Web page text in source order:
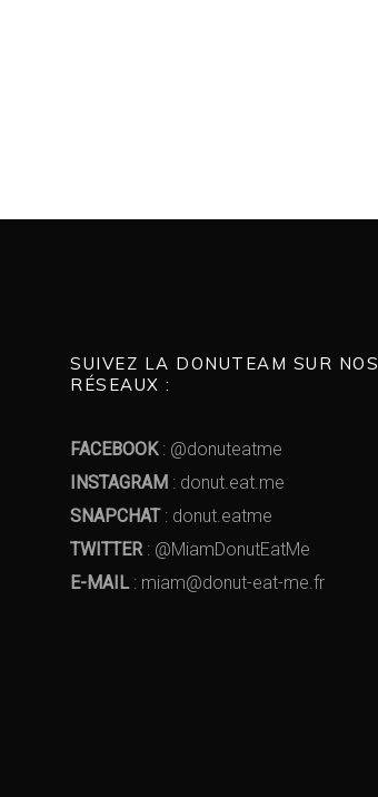
SUIVEZ LA DONUTEAM SUR NOS
RÉSEAUX :
FACEBOOK: @donuteatme
INSTAGRAM : donut.eat.me
SNAPCHAT: donut.eatme
TWITTER: @MiamDonutEatMe
E-MAIL: miam@donut-eat-me.fr